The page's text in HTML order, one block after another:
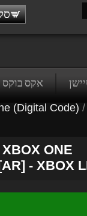
אקס בוקס
/
(Digital Code)
ONE
- XBOX